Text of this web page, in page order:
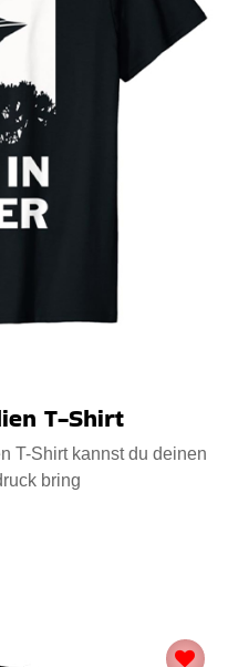
T-Shirt
T-Shirt kannst du deinen
bring